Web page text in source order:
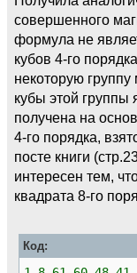
совершенного
формула не
кубов 4-го
некоторую группу
кубы этой
получена на
4-го порядка,
посте книги
интересен тем,
квадрата 8-го
Код: